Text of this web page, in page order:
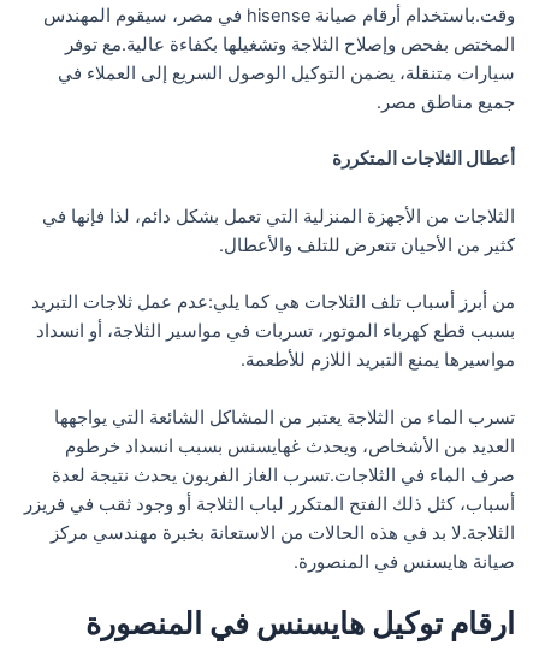
وقت.باستخدام أرقام صيانة hisense في مصر، سيقوم المهندس
المختص بفحص وإصلاح الثلاجة وتشغيلها بكفاءة عالية.مع توفر
سيارات متنقلة، يضمن التوكيل الوصول السريع إلى العملاء في
جميع مناطق مصر.
أعطال الثلاجات المتكررة
الثلاجات من الأجهزة المنزلية التي تعمل بشكل دائم، لذا فإنها في
كثير من الأحيان تتعرض للتلف والأعطال.
من أبرز أسباب تلف الثلاجات هي كما يلي:عدم عمل ثلاجات التبريد
بسبب قطع كهرباء الموتور، تسربات في مواسير الثلاجة، أو انسداد
مواسيرها يمنع التبريد اللازم للأطعمة.
تسرب الماء من الثلاجة يعتبر من المشاكل الشائعة التي يواجهها
العديد من الأشخاص، ويحدث غهايسنس بسبب انسداد خرطوم
صرف الماء في الثلاجات.تسرب الغاز الفريون يحدث نتيجة لعدة
أسباب، كثل ذلك الفتح المتكرر لباب الثلاجة أو وجود ثقب في فريزر
الثلاجة.لا بد في هذه الحالات من الاستعانة بخبرة مهندسي مركز
صيانة هايسنس في المنصورة.
ارقام توكيل هايسنس في المنصورة